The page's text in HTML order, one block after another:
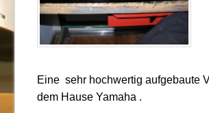
Eine sehr hochwertig aufgebaute
dem Hause Yamaha .